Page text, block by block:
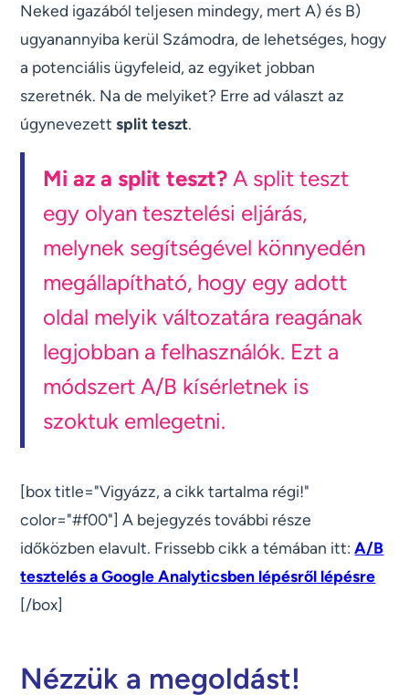
Neked igazából teljesen mindegy, mert A) és B)
ugyanannyiba kerül Számodra, de lehetséges, hogy
a potenciális ügyfeleid, az egyiket jobban
szeretnék. Na de melyiket? Erre ad választ az
úgynevezettsplit teszt.
Mi az a split teszt?A split teszt
egy olyan tesztelési eljárás,
melynek segítségével könnyedén
megállapítható, hogy egy adott
oldal melyik változatára reagának
legjobban a felhasználók. Ezt a
módszert A/B kísérletnek is
szoktuk emlegetni.
[box title="Vigyázz, a cikk tartalma régi!"
color="#f00"] A bejegyzés további része
időközben elavult. Frissebb cikk a témában itt:A/B
tesztelés a Google Analyticsben lépésről lépésre
[/box]
Nézzük a megoldást!